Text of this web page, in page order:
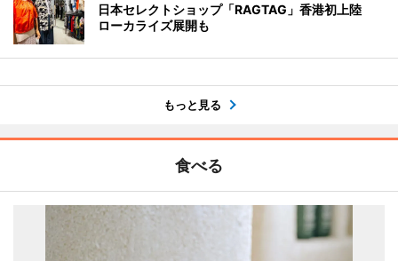
日本セレクトショップ「RAGTAG」香港初上陸
ローカライズ展開も
もっと見る
食べる